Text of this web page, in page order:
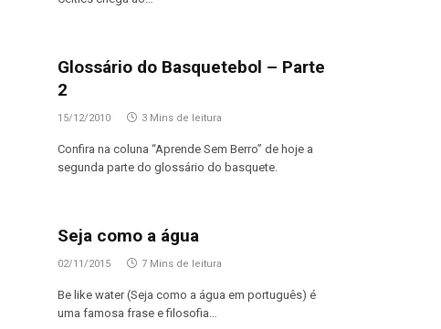
Glossário do Basquetebol – Parte
2
15/12/2010 3 Mins de leitura
Confira na coluna “Aprende Sem Berro” de hoje a
segunda parte do glossário do basquete.
Seja como a água
02/11/2015 7 Mins de leitura
Be like water (Seja como a água em português) é
uma famosa frase e filosofia…